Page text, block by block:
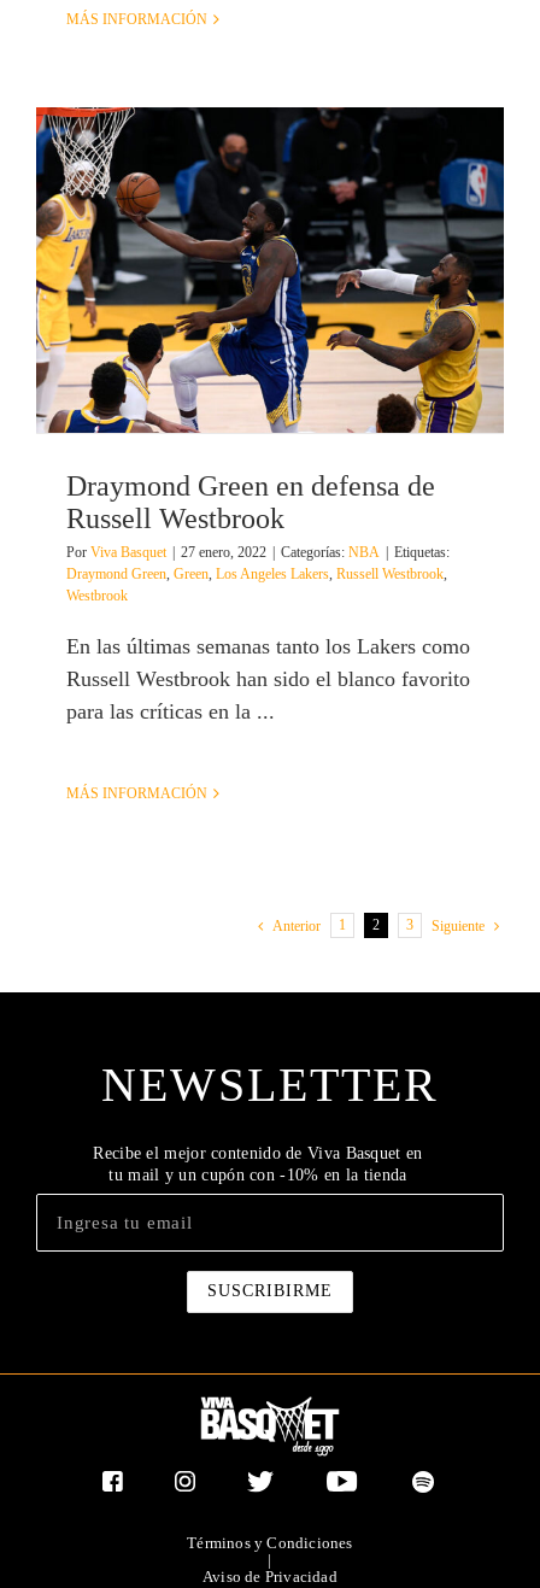
MÁS INFORMACIÓN
Draymond Green en defensa de
Russell Westbrook
Por Viva Basquet | 27 enero, 2022 | Categorías: NBA | Etiquetas:
Draymond Green Green Los Angeles Lakers Russell Westbrook
Westbrook
En las últimas semanas tanto los Lakers como
Russell Westbrook han sido el blanco favorito
para las críticas en la ...
MÁS INFORMACIÓN
Anterior 1 2 3 Siguiente
NEWSLETTER
Recibe el mejor contenido de Viva Basquet en
tu mail y un cupón con -10% en la tienda
Términos y Condiciones
|
Aviso de Privacidad